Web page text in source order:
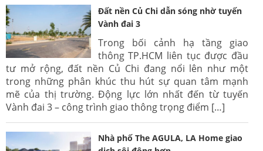
Đất nền Củ Chi dẫn sóng nhờ tuyến
Vành đai 3
Trong bối cảnh hạ tầng giao
thông TP.HCM liên tục được đầu
tư mở rộng, đất nền Củ Chi đang nổi lên như một
trong những phân khúc thu hút sự quan tâm mạnh
mẽ của thị trường. Động lực lớn nhất đến từ tuyến
Vành đai 3 – công trình giao thông trọng điểm […]
Nhà phố The AGULA, LA Home giao